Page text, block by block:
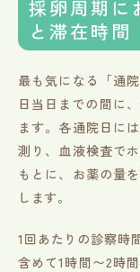
採卵周期に
と滞在時間
最も気になる「通
日当日までの間に
ます。各通院日に
測り、血液検査で
もとに、お薬の量
します。
1回あたりの診察時
含めて1時間〜2時